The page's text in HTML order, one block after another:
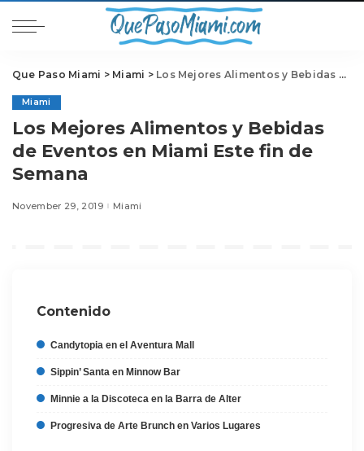
Que Paso Miami > Miami > Los Mejores Alimentos y Bebidas de Eventos en Miami Este fin de Semana
Miami
Los Mejores Alimentos y Bebidas
de Eventos en Miami Este fin de
Semana
November 29, 2019 Miami
Contenido
Candytopia en el Aventura Mall
Sippin’ Santa en Minnow Bar
Minnie a la Discoteca en la Barra de Alter
Progresiva de Arte Brunch en Varios Lugares